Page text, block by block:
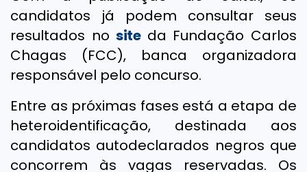
candidatos já podem consultar seus
resultados nositeda Fundação Carlos
Chagas (FCC), banca organizadora
responsável pelo concurso.
Entre as próximas fases está a etapa de
heteroidentificação, destinada aos
candidatos autodeclarados negros que
concorrem às vagas reservadas. Os